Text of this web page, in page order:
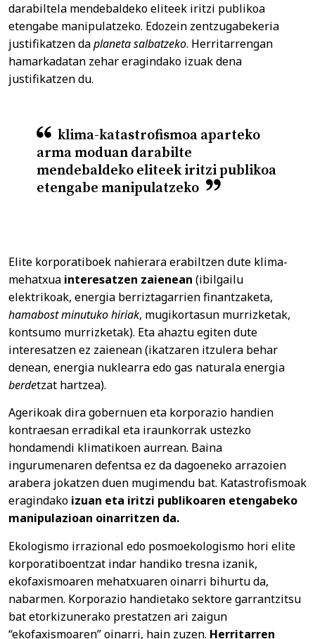
darabiltela mendebaldeko eliteek iritzi publikoa
etengabe manipulatzeko. Edozein zentzugabekeria
justifikatzen daplaneta salbatzeko. Herritarrengan
hamarkadatan zehar eragindako izuak dena
justifikatzen du.
klima-katastrofismoa aparteko
arma moduan darabilte
mendebaldeko eliteek iritzi publikoa
etengabe manipulatzeko
Elite korporatiboek nahierara erabiltzen dute klima-
mehatxua interesatzen zaienean (ibilgailu
elektrikoak, energia berriztagarrien finantzaketa,
hamabost minutuko hiriak, mugikortasun murrizketak,
kontsumo murrizketak). Eta ahaztu egiten dute
interesatzen ez zaienean (ikatzaren itzulera behar
denean, energia nuklearra edo gas naturala energia
berdetzat hartzea).
Agerikoak dira gobernuen eta korporazio handien
kontraesan erradikal eta iraunkorrak ustezko
hondamendi klimatikoen aurrean. Baina
ingurumenaren defentsa ez da dagoeneko arrazoien
arabera jokatzen duen mugimendu bat. Katastrofismoak
eragindako izuan eta iritzi publikoaren etengabeko
manipulazioan oinarritzen da.
Ekologismo irrazional edo posmoekologismo hori elite
korporatiboentzat indar handiko tresna izanik,
ekofaxismoaren mehatxuaren oinarri bihurtu da,
nabarmen. Korporazio handietako sektore garrantzitsu
bat etorkizunerako prestatzen ari zaigun
“ekofaxismoaren” oinarri, hain zuzen. Herritarren